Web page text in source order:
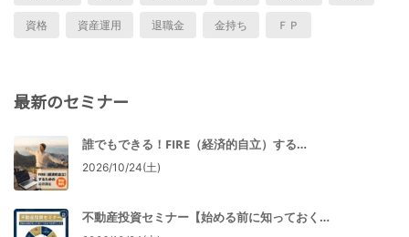
資格 資産運用 退職金 金持ち ＦＰ
最新のセミナー
誰でもできる！FIRE（経済的自立）する…
2026/10/24(土)
不動産投資セミナー【始める前に知っておく…